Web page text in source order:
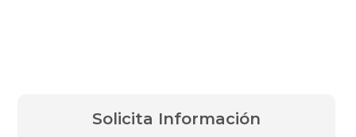
Solicita Información